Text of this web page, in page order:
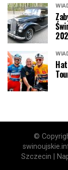
©
Szczecin |